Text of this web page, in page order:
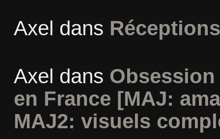
Axel dans
Axel dans
en France [MAJ:
MAJ2: visuels